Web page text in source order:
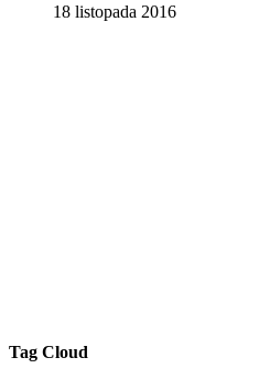
18 listopada 2016
Tag Cloud